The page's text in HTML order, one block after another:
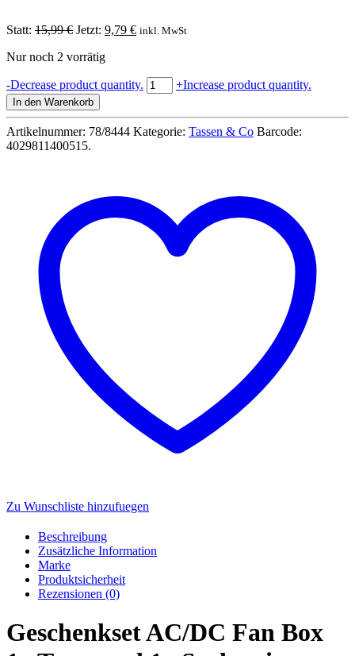
Statt: 15,99€ Ursprünglicher
war:
Jetzt: 9,79 €Aktueller
inkl. MwSt
Nur noch 2 vorrätig
-Decrease product quantity. Geschenkset
AC/DC
Box
1x
Geschenkkarton
Menge
+Increase product quantity.
In den Warenkorb
Artikelnummer: 78/8444 Kategorie: Tassen & Co Barcode:
4029811400515.
Zu Wunschliste hinzufuegen
Beschreibung
Zusätzliche Information
Marke
Produktsicherheit
Rezensionen (0)
Geschenkset AC/DC Fan Box